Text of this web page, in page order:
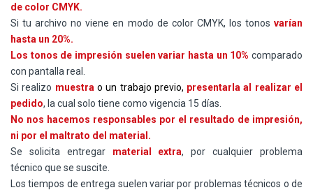
de color CMYK.
Si tu archivo no viene en modo de color CMYK, los tonos varían
hasta un 20%.
Los tonos de impresión suelen variar hasta un 10% comparado
con pantalla real.
Si realizo muestra o un trabajo previo, presentarla al realizar el
pedido, la cual solo tiene como vigencia 15 días.
No nos hacemos responsables por el resultado de impresión,
ni por el maltrato del material.
Se solicita entregar material extra, por cualquier problema
técnico que se suscite.
Los tiempos de entrega suelen variar por problemas técnicos o de